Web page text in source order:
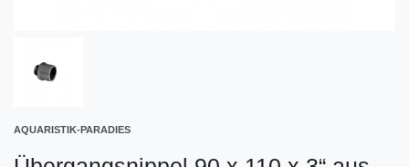
AQUARISTIK-PARADIES